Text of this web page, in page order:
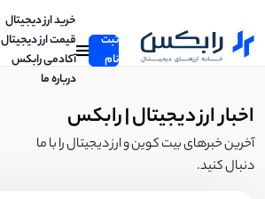
ثبت
نام
خرید ارز دیجیتال
قیمت ارز دیجیتال
آکادمی رابکس
درباره ما
اخبار ارز دیجیتال | رابکس
آخرین خبرهای بیت کوین و ارز دیجیتال را با ما
دنبال کنید.